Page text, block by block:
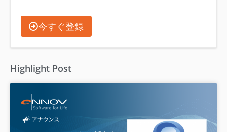
今すぐ登録
Highlight Post